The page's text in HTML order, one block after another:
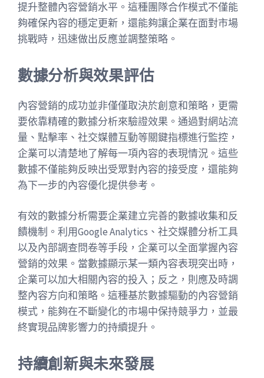
提升整體內容營銷水平。這種團隊合作模式不僅能
夠確保內容的穩定更新，還能夠讓企業在面對市場
挑戰時，迅速做出反應並調整策略。
數據分析與效果評估
內容營銷的成功並非僅僅取決於創意和策略，更需
要依靠精確的數據分析來驗證效果。通過對網站流
量、點擊率、社交媒體互動等關鍵指標進行監控，
企業可以清楚地了解每一項內容的表現情況。這些
數據不僅能夠反映出受眾對內容的接受度，還能夠
為下一步的內容優化提供參考。
有效的數據分析需要企業建立完善的數據收集和反
饋機制。利用Google Analytics、社交媒體分析工具
以及內部調查問卷等手段，企業可以全面掌握內容
營銷的效果。當數據顯示某一類內容表現突出時，
企業可以加大相關內容的投入；反之，則應及時調
整內容方向和策略。這種基於數據驅動的內容營銷
模式，能夠在不斷變化的市場中保持競爭力，並最
終實現品牌影響力的持續提升。
持續創新與未來發展